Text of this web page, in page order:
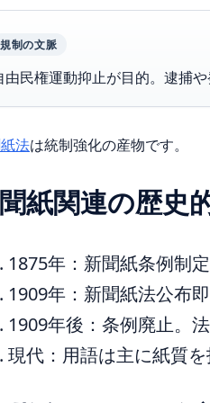
規制の文脈
由民権運動抑止が目的。逮捕や
法は統制強化の産物です。
紙関連の歴史
1875年：新聞紙条例制
1909年：新聞紙法公布
1909年後：条例廃止。
現代：用語は主に紙質を